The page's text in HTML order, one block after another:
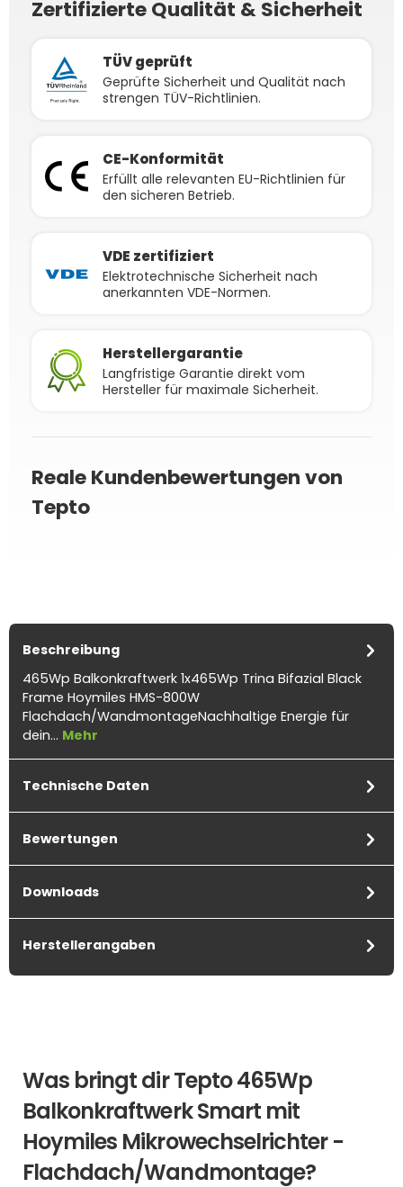
Zertifizierte Qualität & Sicherheit
TÜV geprüft
Geprüfte Sicherheit und Qualität nach
strengen TÜV-Richtlinien.
CE-Konformität
Erfüllt alle relevanten EU-Richtlinien für
den sicheren Betrieb.
VDE zertifiziert
Elektrotechnische Sicherheit nach
anerkannten VDE-Normen.
Herstellergarantie
Langfristige Garantie direkt vom
Hersteller für maximale Sicherheit.
Reale Kundenbewertungen von
Tepto
Beschreibung
465Wp Balkonkraftwerk 1x465Wp Trina Bifazial Black
Frame Hoymiles HMS-800W
Flachdach/WandmontageNachhaltige Energie für
dein… Mehr
Technische Daten
Bewertungen
Downloads
Herstellerangaben
Was bringt dir Tepto 465Wp
Balkonkraftwerk Smart mit
Hoymiles Mikrowechselrichter -
Flachdach/Wandmontage?